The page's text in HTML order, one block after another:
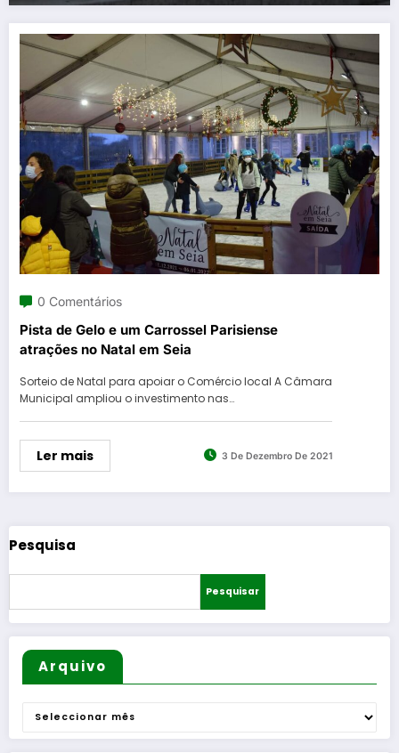
0 Comentários
Pista de Gelo e um Carrossel Parisiense
atrações no Natal em Seia
Sorteio de Natal para apoiar o Comércio local A Câmara
Municipal ampliou o investimento nas…
Ler mais 3 De Dezembro De 2021
Pesquisa
Pesquisar
Arquivo
Arquivo